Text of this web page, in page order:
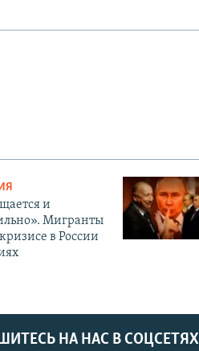
и
Мигранты
в России
НА НАС В СОЦСЕТЯХ